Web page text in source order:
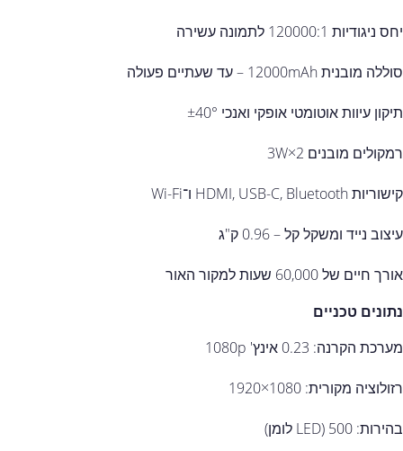
יחס ניגודיות ‎120000‎:1 לתמונה עשירה
סוללה מובנית ‎12000mAh‎ – עד שעתיים פעולה
תיקון עיוות אוטומטי אופקי ואנכי ‎±40°‎
רמקולים מובנים ‎3W×2‎
קישוריות ‎HDMI‎, ‎USB-C‎, ‎Bluetooth‎ ו־Wi-Fi
עיצוב נייד ומשקל קל – ‎0.96‎ ק"ג
אורך חיים של ‎60,000‎ שעות למקור האור
נתונים טכניים
מערכת הקרנה: ‎0.23‎ אינץ' ‎1080p‎
רזולוציה מקורית: ‎1920×1080‎
בהירות: ‎500‎ (LED לומן)